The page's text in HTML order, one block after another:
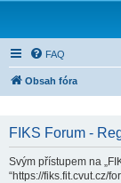
FAQ
Obsah fóra
FIKS Forum -
Svým přístupem na
“https://fiks.fit.cvut.cz/